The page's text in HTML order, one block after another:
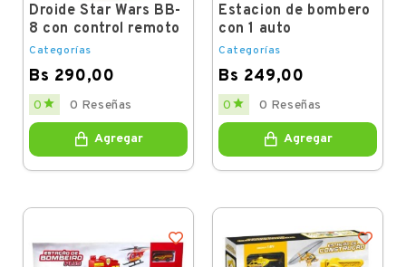
Droide Star Wars BB-
8 con control remoto
Categorías
Bs 290,00
Price
0  0 Reseñas
Agregar
Estacion de bombero
con 1 auto
Categorías
Bs 249,00
Price
0  0 Reseñas
Agregar